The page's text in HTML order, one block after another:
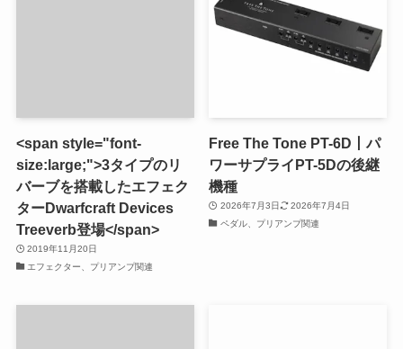
<span style="font-
size:large;">3タイプのリ
バーブを搭載したエフェク
ターDwarfcraft Devices
Treeverb登場</span>
2019年11月20日
エフェクター、プリアンプ関連
Free The Tone PT-6D丨パ
ワーサプライPT-5Dの後継
機種
2026年7月3日
2026年7月4日
ペダル、プリアンプ関連